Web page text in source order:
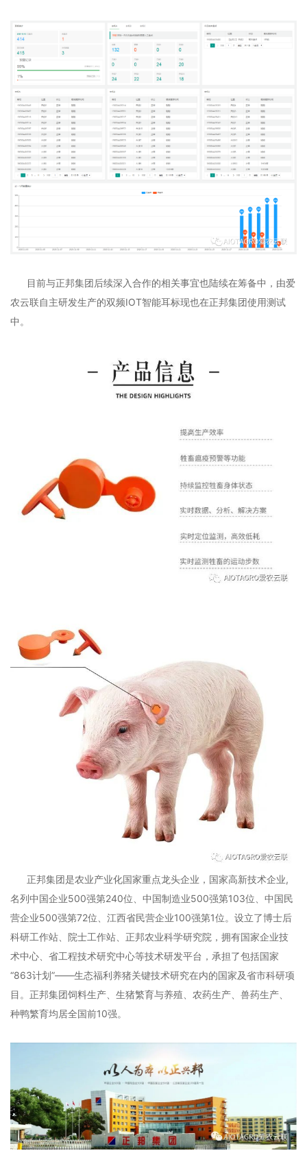
成功案例
智慧畜牧项目实际案例展示
目前与正邦集团后续深入合作的相关事宜也陆续在筹备中，由爱
农云联自主研发生产的双频IOT智能耳标现也在正邦集团使用测试
中。
正邦集团是农业产业化国家重点龙头企业，国家高新技术企业,
名列中国企业500强第240位、中国制造业500强第103位、中国民
营企业500强第72位、江西省民营企业100强第1位。设立了博士后
科研工作站、院士工作站、正邦农业科学研究院，拥有国家企业技
术中心、省工程技术研究中心等技术研发平台，承担了包括国家
“863计划”——生态福利养猪关键技术研究在内的国家及省市科研项
目。正邦集团饲料生产、生猪繁育与养殖、农药生产、兽药生产、
种鸭繁育均居全国前10强。